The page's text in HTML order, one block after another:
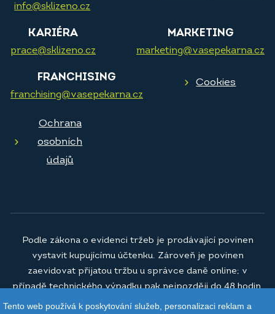
info@sklizeno.cz
KARIÉRA
prace@sklizeno.cz
MARKETING
marketing@vasepekarna.cz
FRANCHISING
franchising@vasepekarna.cz
Cookies
Ochrana
osobních
údajů
© 2026Vaše pekárna a.s.
Podle zákona o evidenci tržeb je prodávající povinen
vystavit kupujícímu účtenku. Zároveň je povinen
zaevidovat přijatou tržbu u správce daně online; v
případě technického výpadku pak nejpozději do 48 hodin.
Tento web používá k poskytování služeb, personalizaci reklam a